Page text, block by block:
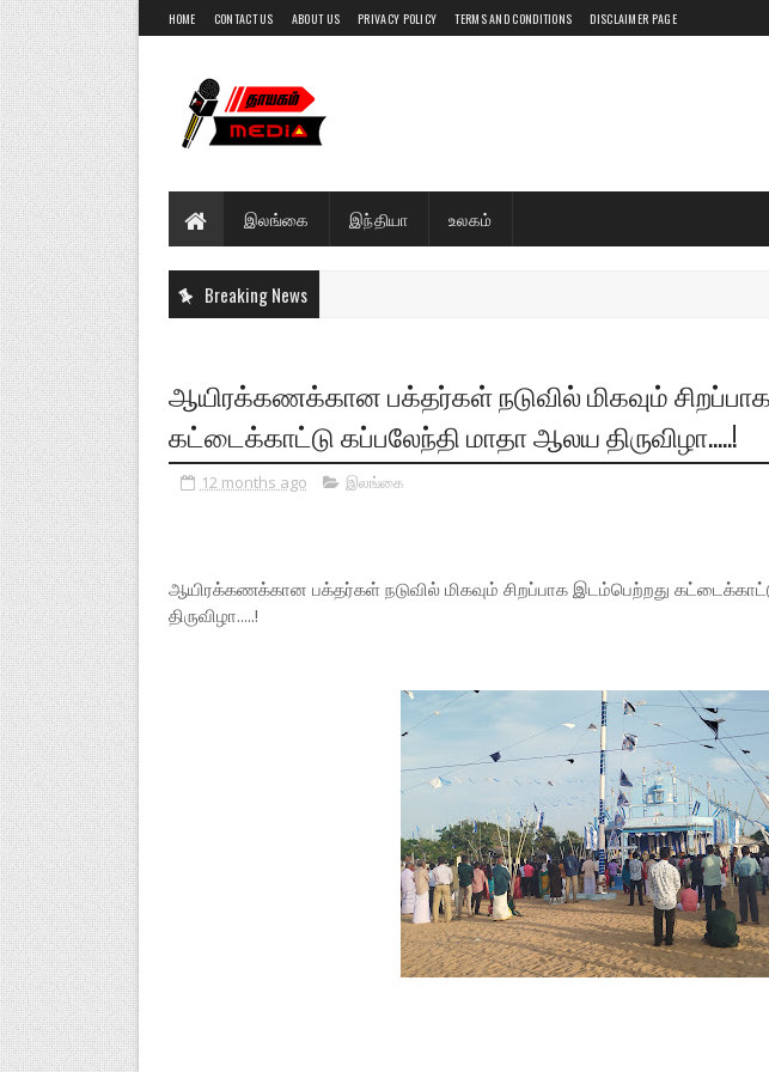
HOME CONTACT US ABOUT US PRIVACY POLICY TERMS AND CONDITIONS DISCLAIMER PAGE
இலங்கை இந்தியா உலகம்
Breaking News
ஆயிரக்கணக்கான பக்தர்கள் நடுவில் மிகவும்
கட்டைக்காட்டு கப்பலேந்தி மாதா ஆலய திருவிழா.....!
12 months ago இலங்கை
ஆயிரக்கணக்கான பக்தர்கள் நடுவில் மிகவும் சிறப்பாக இடம்பெற்றது
திருவிழா.....!